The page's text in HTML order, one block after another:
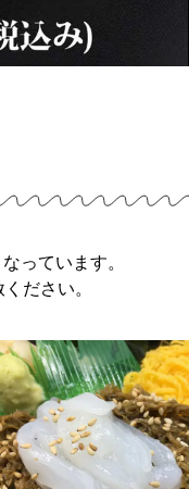
っています。
ださい。